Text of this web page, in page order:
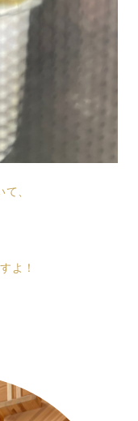
、
よ！